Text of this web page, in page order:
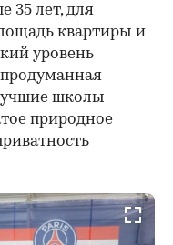
35 лет, для
квартиры и
уровень
школы
природное